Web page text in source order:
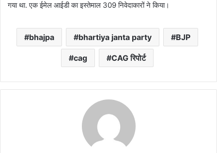
गया था. एक ईमेल आईडी का इस्तेमाल 309 निवेदाकारों ने किया।
bhajpa bhartiya janta party BJP
cag CAG रिपोर्ट